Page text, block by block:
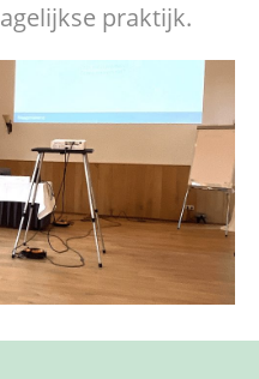
praktijk.